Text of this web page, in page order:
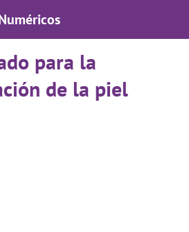
para la
de la piel